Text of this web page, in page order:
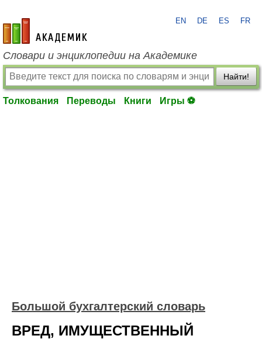
academic.ru
EN DE ES FR
Словари и энциклопедии на Академике
Найти!
Толкования Переводы Книги Игры ⚽
Большой бухгалтерский словарь
ВРЕД, ИМУЩЕСТВЕННЫЙ